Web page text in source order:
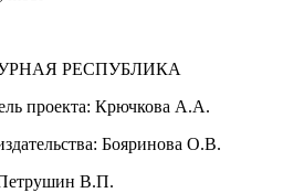
РЕСПУБЛИКА
проекта: Крючкова А.А.
Бояринова О.В.
В.П.